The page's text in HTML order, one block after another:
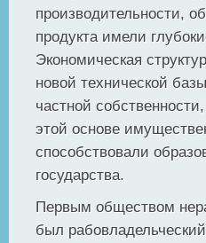
производительности,
продукта имели
Экономическая
новой технической
частной
этой основе
способствовали
государства.
Первым обществом
был